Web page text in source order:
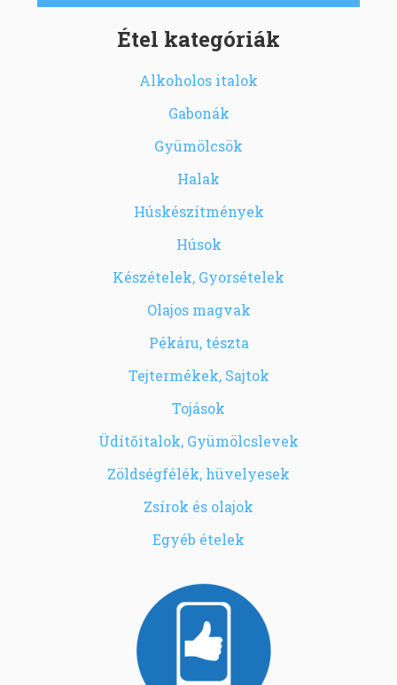
Étel kategóriák
Alkoholos italok
Gabonák
Gyümölcsök
Halak
Húskészítmények
Húsok
Készételek, Gyorsételek
Olajos magvak
Pékáru, tészta
Tejtermékek, Sajtok
Tojások
Üdítőitalok, Gyümölcslevek
Zöldségfélék, hüvelyesek
Zsírok és olajok
Egyéb ételek